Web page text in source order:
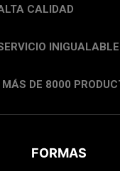
CALIDAD
INIGUALABLE
MÁS DE 8000
FORMAS